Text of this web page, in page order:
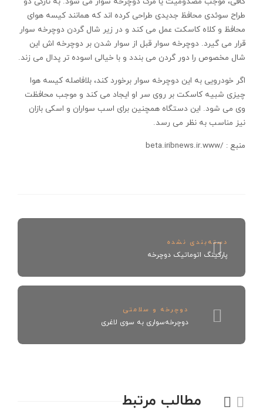
طراح سوئدی محافظ جدیدی طراحی کرده اند که همانند کیسه هوای
محافظ و کلاه کاسکت عمل می کند و در زیر شال گردن دوچرخه سوار
قرار می گیرد. دوچرخه سوار قبل از سوار شدن بر دوچرخه اش این
شال مخصوص را دور گردن می بندد و با خیالی اسوده تر پدال می زند.
اگر خودرویی به این دوچرخه سوار برخورد کند، بلافاصله کیسه هوا
چیزی شبیه کاسکت بر روی سر او ایجاد می کند و موجب محافظت
وی می شود. این دستگاه همچنین برای اسب سواران و اسکی بازان
نیز مناسب به نظر می رسد.
منبع : /beta.iribnews.ir.www
دسته‌بندی نشده
پارکینگ اتوماتیک دوچرخه
دوچرخه و سلامتی
دوچرخه‌سواری به سوی لاغری
مطالب مرتبط